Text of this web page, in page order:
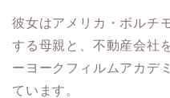
彼女はアメリカ・ボルチ
する母親と、不動産会社
ーヨークフィルムアカデ
ています。